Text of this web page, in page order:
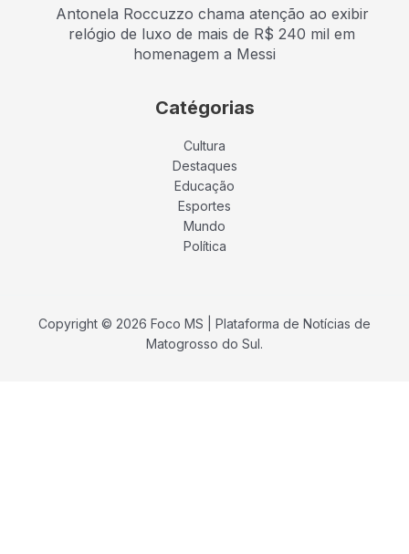
Antonela Roccuzzo chama atenção ao exibir
relógio de luxo de mais de R$ 240 mil em
homenagem a Messi
Catégorias
Cultura
Destaques
Educação
Esportes
Mundo
Política
Copyright © 2026 Foco MS | Plataforma de Notícias de
Matogrosso do Sul.